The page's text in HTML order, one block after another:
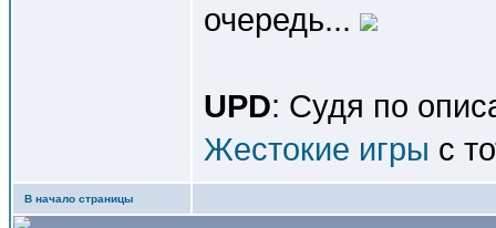
очередь...
UPD: Судя по
Жестокие игры с
В начало страницы